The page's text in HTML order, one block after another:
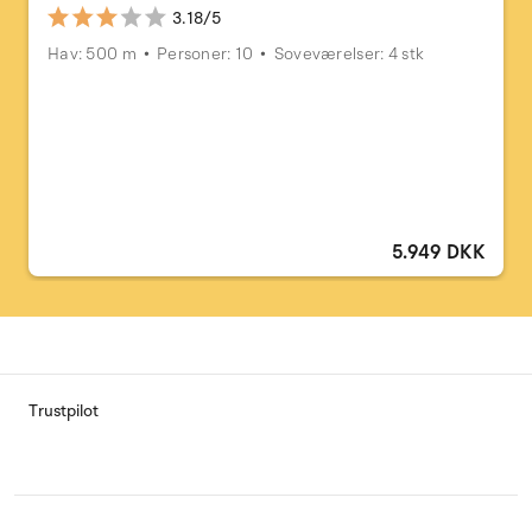
3.18/5
Hav: 500 m
Personer: 10 Soveværelser: 4 stk
5.949 DKK
Trustpilot